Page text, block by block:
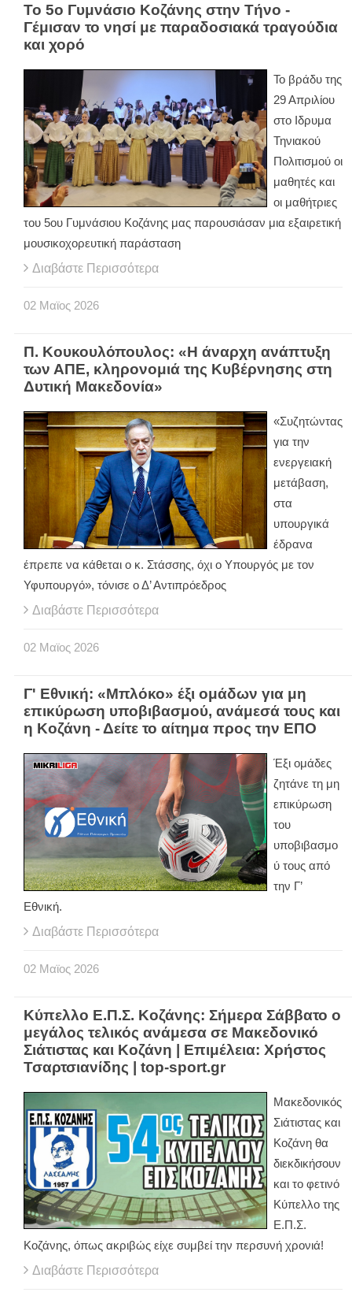
Το 5ο Γυμνάσιο Κοζάνης στην Τήνο -
Γέμισαν το νησί με παραδοσιακά τραγούδια
και χορό
Το βράδυ της
29 Απριλίου
στο Ιδρυμα
Τηνιακού
Πολιτισμού οι
μαθητές και
οι μαθήτριες
του 5ου Γυμνάσιου Κοζάνης μας παρουσιάσαν μια εξαιρετική
μουσικοχορευτική παράσταση
Διαβάστε Περισσότερα
02 Μαϊος 2026
Π. Κουκουλόπουλος: «Η άναρχη ανάπτυξη
των ΑΠΕ, κληρονομιά της Κυβέρνησης στη
Δυτική Μακεδονία»
«Συζητώντας
για την
ενεργειακή
μετάβαση,
στα
υπουργικά
έδρανα
έπρεπε να κάθεται ο κ. Στάσσης, όχι ο Υπουργός με τον
Υφυπουργό», τόνισε ο Δ’ Αντιπρόεδρος
Διαβάστε Περισσότερα
02 Μαϊος 2026
Γ' Εθνική: «Μπλόκο» έξι ομάδων για μη
επικύρωση υποβιβασμού, ανάμεσά τους και
η Κοζάνη - Δείτε το αίτημα προς την ΕΠΟ
Έξι ομάδες
ζητάνε τη μη
επικύρωση
του
υποβιβασμο
ύ τους από
την Γ’
Εθνική.
Διαβάστε Περισσότερα
02 Μαϊος 2026
Κύπελλο Ε.Π.Σ. Κοζάνης: Σήμερα Σάββατο ο
μεγάλος τελικός ανάμεσα σε Μακεδονικό
Σιάτιστας και Κοζάνη | Επιμέλεια: Χρήστος
Τσαρτσιανίδης | top-sport.gr
Μακεδονικός
Σιάτιστας και
Κοζάνη θα
διεκδικήσουν
και το φετινό
Κύπελλο της
Ε.Π.Σ.
Κοζάνης, όπως ακριβώς είχε συμβεί την περσυνή χρονιά!
Διαβάστε Περισσότερα